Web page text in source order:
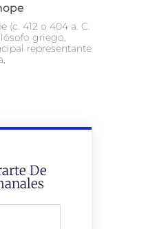
(c. 412 o 404 a. C.
griego,
representante
De